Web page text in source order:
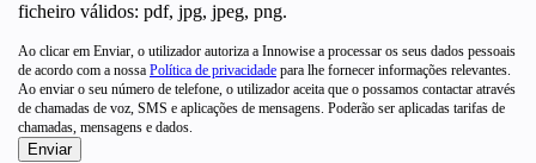
ficheiro válidos: pdf, jpg, jpeg, png.
Ao clicar em Enviar, o utilizador autoriza a Innowise a processar os seus dados pessoais
de acordo com a nossa Política de privacidade para lhe fornecer informações relevantes.
Ao enviar o seu número de telefone, o utilizador aceita que o possamos contactar através
de chamadas de voz, SMS e aplicações de mensagens. Poderão ser aplicadas tarifas de
chamadas, mensagens e dados.